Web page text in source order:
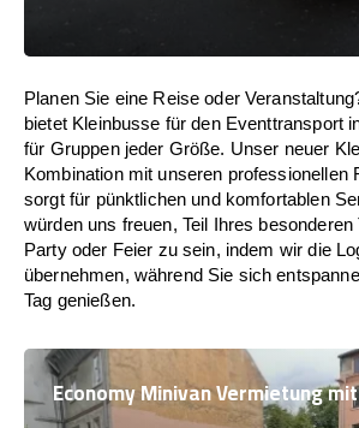
Planen Sie eine Reise oder
bietet Kleinbusse für den Eventtransport
für Gruppen jeder Größe. Unser neuer
Kombination mit unseren professionellen
sorgt für pünktlichen und komfortablen
würden uns freuen, Teil Ihres besonderen
Party oder Feier zu sein, indem wir die
übernehmen, während Sie sich
Tag genießen.
Economy Minivan Vermietung